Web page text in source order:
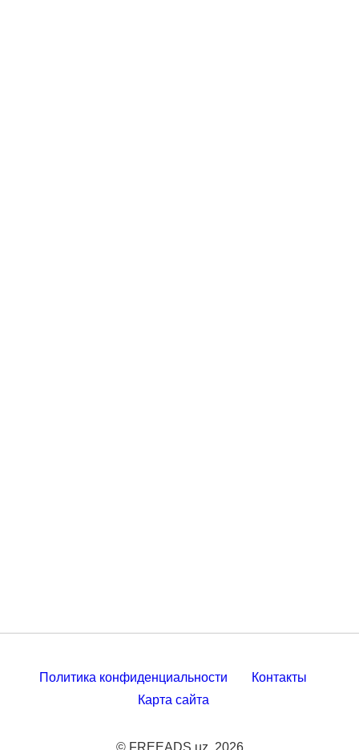
Политика конфиденциальности
Контакты
Карта сайта
© FREEADS.uz, 2026